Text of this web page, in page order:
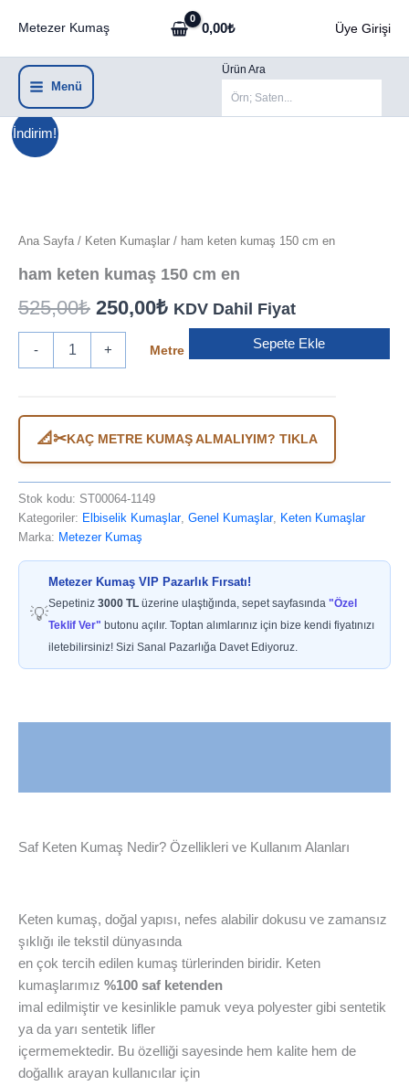
atlaMetezer Kumaş 0,00₺ Üye Girişi
Menü
Ürün Ara
İndirim!
Ana Sayfa / Keten Kumaşlar / ham keten kumaş 150 cm en
ham keten kumaş 150 cm en
525,00₺ Orijinal
fiyat:
525,00₺.
250,00₺Şu
KDV Dahil Fiyat
-
cm
+ Metre Sepete Ekle
📐✂KAÇ METRE KUMAŞ ALMALIYIM? TIKLA
Stok kodu: ST00064-1149
Kategoriler: Elbiselik Kumaşlar, Genel Kumaşlar, Keten Kumaşlar
Marka: Metezer Kumaş
💡
Metezer Kumaş VIP Pazarlık Fırsatı!
Sepetiniz 3000 TL üzerine ulaştığında, sepet sayfasında "Özel
Teklif Ver" butonu açılır. Toptan alımlarınız için bize kendi fiyatınızı
iletebilirsiniz! Sizi Sanal Pazarlığa Davet Ediyoruz.
Saf Keten Kumaş Nedir? Özellikleri ve Kullanım Alanları
Keten kumaş, doğal yapısı, nefes alabilir dokusu ve zamansız
şıklığı ile tekstil dünyasında
en çok tercih edilen kumaş türlerinden biridir. Keten
kumaşlarımız %100 saf ketenden
imal edilmiştir ve kesinlikle pamuk veya polyester gibi sentetik
ya da yarı sentetik lifler
içermemektedir. Bu özelliği sayesinde hem kalite hem de
doğallık arayan kullanıcılar için